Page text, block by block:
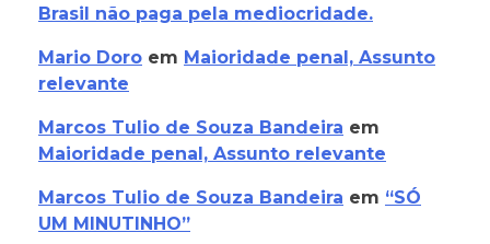
Brasil não paga pela mediocridade.
Mario Doro em Maioridade penal, Assunto
relevante
Marcos Tulio de Souza Bandeira em
Maioridade penal, Assunto relevante
Marcos Tulio de Souza Bandeira em “SÓ
UM MINUTINHO”